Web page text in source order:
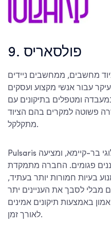
9. פולסאריס
מחשבים, ממחשבים ניידים
עבור אנשי מקצוע ועסקים
ומטפלים בתיקונים עם
פשוטה למקרים בהם הציוד
מתקלקל.
Pulsaris שואפת לשמור על תפקוד טכנולוגי בר-קיימא, ומציעה
פגומים. החברה מתמקדת
בעיות חמורות יותר בעתיד,
מבלי לסבך את העניינים יתר
באמצעות תיקונים אמינים
לאורך זמן.